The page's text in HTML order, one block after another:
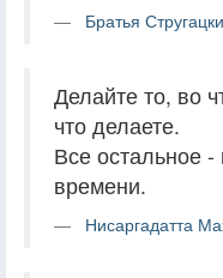
Братья
Делайте то, во
что делаете.
Все остальное -
времени.
Нисаргадатта